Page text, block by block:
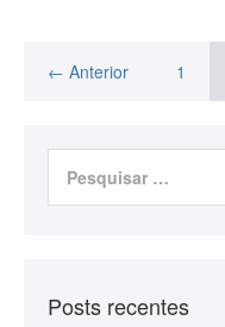
← Anterior 1
Posts recentes